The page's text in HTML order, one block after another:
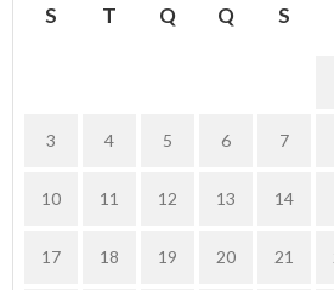
S T Q Q S
3 4 5 6 7
10 11 12 13 14
17 18 19 20 21